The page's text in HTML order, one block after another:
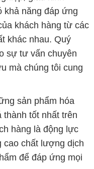
mà chúng tôi cung
sản phẩm hóa
tốt nhất trên
hàng là động lực
chất lượng dịch
để đáp ứng mọi
được tư vấn, quý
web của chúng
.